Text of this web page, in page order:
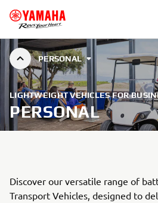
PERSONAL
LIGHTWEIGHT VEHICLES FOR
PERSONAL
Discover our versatile range of
Transport Vehicles, designed to